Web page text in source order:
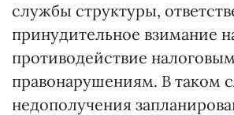
службы структуры,
принудительное взимание
противодействие
правонарушениям. В таком
недополучения